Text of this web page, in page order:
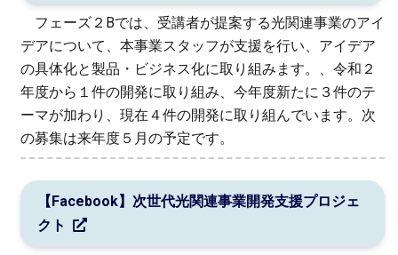
フェーズ２Bでは、受講者が提案する光関連事業のアイ
デアについて、本事業スタッフが支援を行い、アイデア
の具体化と製品・ビジネス化に取り組みます。、令和２
年度から１件の開発に取り組み、今年度新たに３件のテ
ーマが加わり、現在４件の開発に取り組んでいます。次
の募集は来年度５月の予定です。
【Facebook】次世代光関連事業開発支援プロジェ
クト